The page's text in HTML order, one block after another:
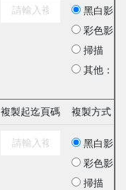
黑白影印
彩色影印
掃描
其他：
複製起迄頁碼 複製方式
黑白影印
彩色影印
掃描